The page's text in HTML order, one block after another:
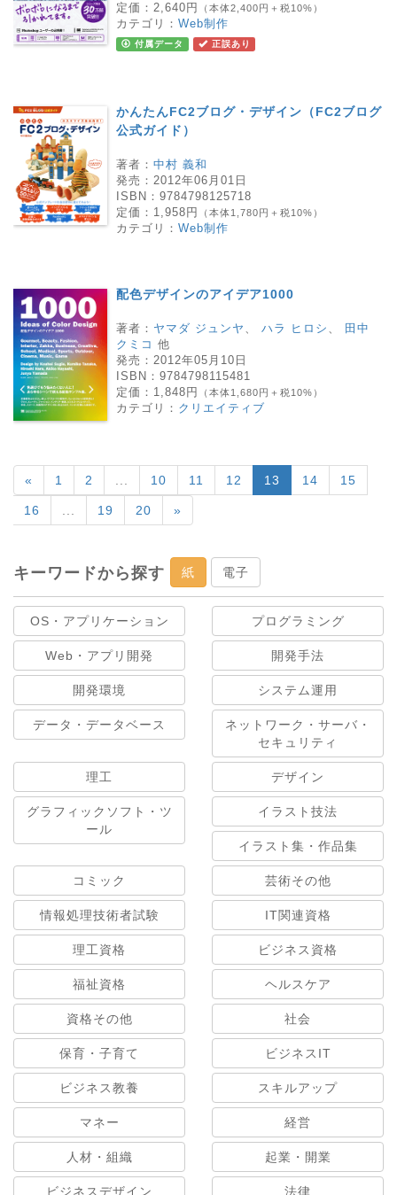
定価： 2,640円 （本体2,400円＋税10%）
カテゴリ： Web制作
付属データ 正誤あり
かんたんFC2ブログ・デザイン（FC2ブログ
公式ガイド）
著者： 中村 義和
発売： 2012年06月01日
ISBN： 9784798125718
定価： 1,958円 （本体1,780円＋税10%）
カテゴリ： Web制作
配色デザインのアイデア1000
著者： ヤマダ ジュンヤ 、 ハラ ヒロシ 、
田中
クミコ 他
発売： 2012年05月10日
ISBN： 9784798115481
定価： 1,848円 （本体1,680円＋税10%）
カテゴリ： クリエイティブ
« 1 2 ... 10 11 12 13 14 15
16 ... 19 20 »
キーワードから探す 紙 電子
OS・アプリケーション プログラミング
Web・アプリ開発 開発手法
開発環境 システム運用
データ・データベース
ネットワーク・サーバ・
セキュリティ
理工 デザイン
グラフィックソフト・ツ
ール
イラスト技法
イラスト集・作品集
コミック 芸術その他
情報処理技術者試験 IT関連資格
理工資格 ビジネス資格
福祉資格 ヘルスケア
資格その他 社会
保育・子育て ビジネスIT
ビジネス教養 スキルアップ
マネー 経営
人材・組織 起業・開業
ビジネスデザイン 法律